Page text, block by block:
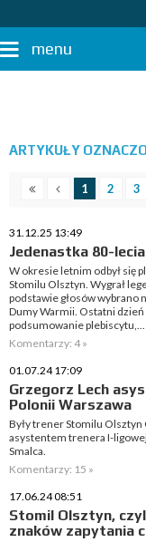
menu
ARTYKUŁY
1 2 3
31.12.25 13:49
Jedenastka 80-
W okresie letnim odbył się
Stomilu Olsztyn. Wygrał
podstawie głosów wybrano
Dumy Warmii. Ostatni
podsumowanie plebiscytu,...
Komentarzy: 4 »
01.07.24 17:09
Grzegorz Lech
Polonii Warszawa
Były trener Stomilu Olsztyn
asystentem trenera I-ligowej
Smalca.
Komentarzy: 15 »
17.06.24 08:51
Stomil Olsztyn,
znaków zapytania